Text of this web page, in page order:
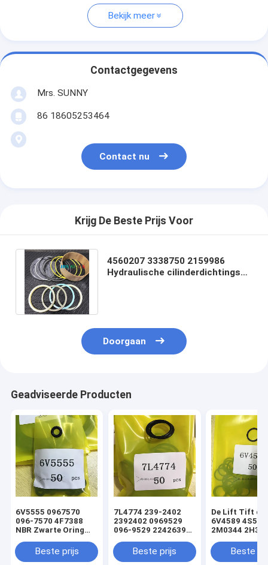
Bekijk meer
Contactgegevens
Mrs. SUNNY
86 18605253464
Contact nu
Krijg De Beste Prijs Voor
4560207 3338750 2159986
Hydraulische cilinderdichtingskit
Doorgaan
Geadviseerde Producten
6V5555 0967570
096-7570 4F7388
NBR Zwarte Oring
cilinderladerafdichtingsset
Beste prijs
7L4774 239-2402
2392402 0969529
096-9529 2242639
Zwarte Oring
hydraulische
Beste prijs
De Lift Tift die
6V4589
2M0344
de
Beste